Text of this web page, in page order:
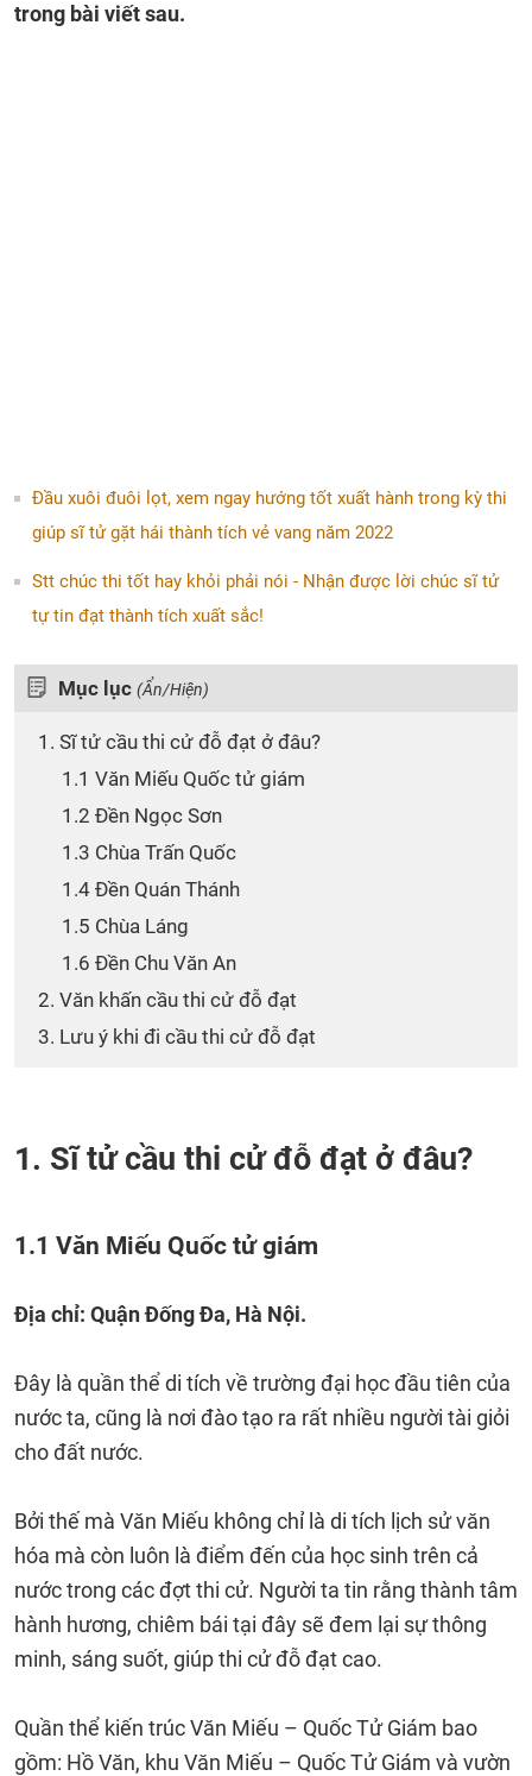
trong bài viết sau.
Đầu xuôi đuôi lọt, xem ngay hướng tốt xuất hành trong kỳ thi
giúp sĩ tử gặt hái thành tích vẻ vang năm 2022
Stt chúc thi tốt hay khỏi phải nói - Nhận được lời chúc sĩ tử
tự tin đạt thành tích xuất sắc!
Mục lục (Ẩn/Hiện)
1. Sĩ tử cầu thi cử đỗ đạt ở đâu?
1.1 Văn Miếu Quốc tử giám
1.2 Đền Ngọc Sơn
1.3 Chùa Trấn Quốc
1.4 Đền Quán Thánh
1.5 Chùa Láng
1.6 Đền Chu Văn An
2. Văn khấn cầu thi cử đỗ đạt
3. Lưu ý khi đi cầu thi cử đỗ đạt
1. Sĩ tử cầu thi cử đỗ đạt ở đâu?
1.1 Văn Miếu Quốc tử giám
Địa chỉ: Quận Đống Đa, Hà Nội.
Đây là quần thể di tích về trường đại học đầu tiên của
nước ta, cũng là nơi đào tạo ra rất nhiều người tài giỏi
cho đất nước.
Bởi thế mà Văn Miếu không chỉ là di tích lịch sử văn
hóa mà còn luôn là điểm đến của học sinh trên cả
nước trong các đợt thi cử. Người ta tin rằng thành tâm
hành hương, chiêm bái tại đây sẽ đem lại sự thông
minh, sáng suốt, giúp thi cử đỗ đạt cao.
Quần thể kiến trúc Văn Miếu – Quốc Tử Giám bao
gồm: Hồ Văn, khu Văn Miếu – Quốc Tử Giám và vườn